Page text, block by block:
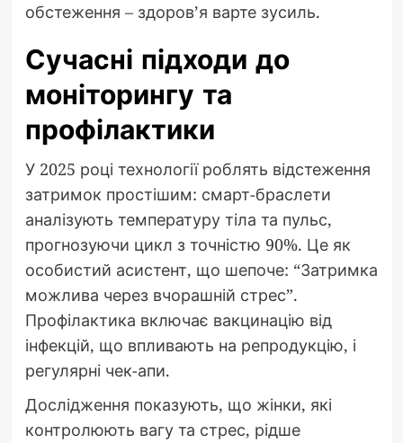
обстеження – здоров’я варте зусиль.
Сучасні підходи до
моніторингу та
профілактики
У 2025 році технології роблять відстеження
затримок простішим: смарт-браслети
аналізують температуру тіла та пульс,
прогнозуючи цикл з точністю 90%. Це як
особистий асистент, що шепоче: “Затримка
можлива через вчорашній стрес”.
Профілактика включає вакцинацію від
інфекцій, що впливають на репродукцію, і
регулярні чек-апи.
Дослідження показують, що жінки, які
контролюють вагу та стрес, рідше